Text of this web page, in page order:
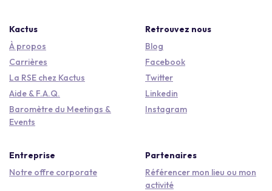
Kactus
À propos
Carrières
La RSE chez Kactus
Aide & F.A.Q.
Baromètre du Meetings &
Events
Retrouvez nous
Blog
Facebook
Twitter
Linkedin
Instagram
Entreprise
Notre offre corporate
Partenaires
Référencer mon lieu ou mon
activité